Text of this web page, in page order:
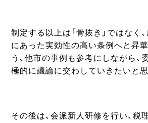
制定する以上は「骨抜き」ではなく
にあった実効性の高い条例へと昇
う、他市の事例も参考にしながら、
極的に議論に交わしていきたいと思
その後は、会派新人研修を行い、税